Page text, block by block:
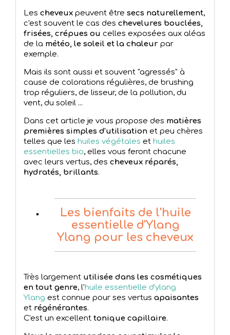
Les cheveux peuvent être secs naturellement,
c'est souvent le cas des chevelures bouclées,
frisées, crépues ou celles exposées aux aléas
de la météo, le soleil et la chaleur par
exemple.
Mais ils sont aussi et souvent "agressés" à
cause de colorations régulières, de brushing
trop réguliers, de lisseur, de la pollution, du
vent, du soleil ...
Dans cet article je vous propose des matières
premières simples d'utilisation et peu chères
telles que les huiles végétales et huiles
essentielles bio, elles vous feront chacune
avec leurs vertus, des cheveux réparés,
hydratés, brillants.
Les bienfaits de l'huile
essentielle d'Ylang
Ylang pour les cheveux
Très largement utilisée dans les cosmétiques
en tout genre, l'huile essentielle d'ylang
Ylang est connue pour ses vertus apaisantes
et régénérantes.
C'est un excellent tonique capillaire.